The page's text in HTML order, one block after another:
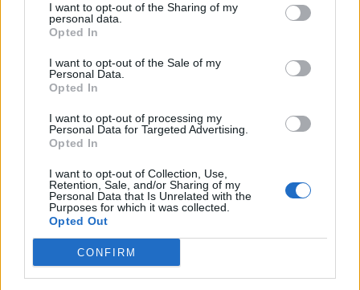
I want to opt-out of the Sharing of my
personal data.
Opted In
I want to opt-out of the Sale of my
Personal Data.
Opted In
I want to opt-out of processing my
Personal Data for Targeted Advertising.
Opted In
I want to opt-out of Collection, Use,
Retention, Sale, and/or Sharing of my
Personal Data that Is Unrelated with the
Purposes for which it was collected.
Opted Out
CONFIRM
Předchozí článek
u bazénu pozastaven
s opravou druhého mostu
SOUVISEJÍCÍ ČLÁNKY
Zpravodajství
Většina koupališť na Příbramsku nabízí
výborné podmínky. Horší voda je jen na
Živohošti
Příbram modernizuje parkovací automaty.